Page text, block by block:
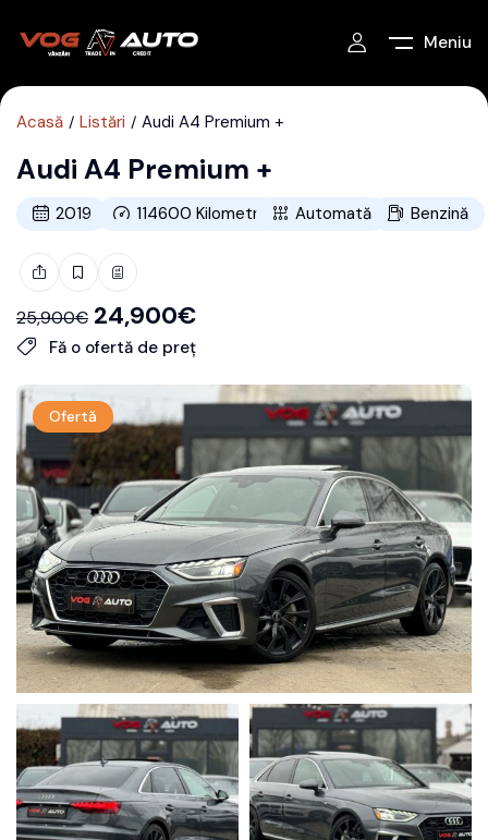
Meniu
Acasă Listări Audi A4 Premium +
Audi A4 Premium +
2019 114600 Kilometri Automată Benzină
25,900€ 24,900€
Fă o ofertă de preț
Ofertă